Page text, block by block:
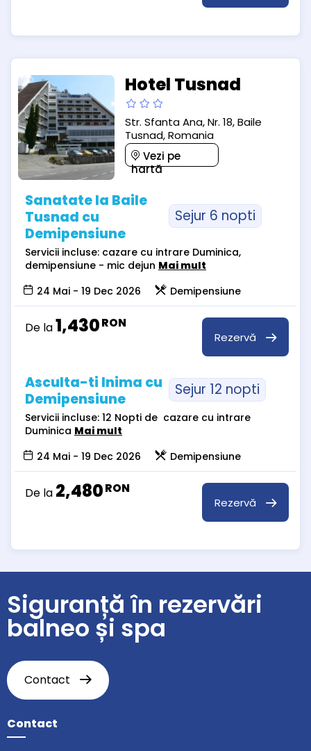
Hotel Tusnad
Str. Sfanta Ana, Nr. 18, Baile
Tusnad, Romania
Vezi pe
hartă
Sanatate la Baile
Tusnad cu
Demipensiune
Sejur 6 nopti
Servicii incluse: cazare cu intrare Duminica,
demipensiune - mic dejun Mai mult
24 Mai - 19 Dec 2026
Demipensiune
De la1,430RON
Rezervă
Asculta-ti Inima cu
Demipensiune
Sejur 12 nopti
Servicii incluse: 12 Nopti de cazare cu intrare
Duminica Mai mult
24 Mai - 19 Dec 2026
Demipensiune
De la 2,480RON
Rezervă
Siguranță în rezervări
balneo și spa
Contact
Contact